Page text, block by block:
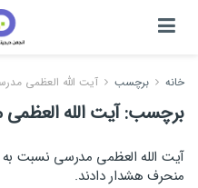
خانه برچسب آیت الله العظمی
برچسب:آیت الله
آیت الله العظمی مدرسی نسبت
منحرف هشدار دادند.